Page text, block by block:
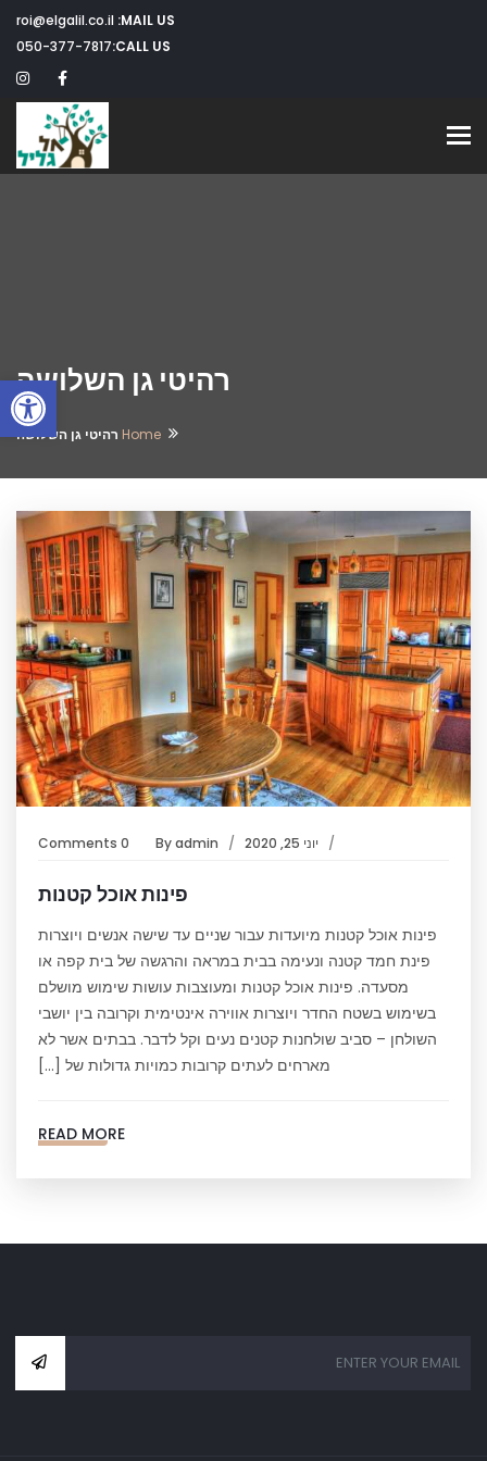
MAIL US:
CALL US:
050-377-7817
Toggle navigation
רהיטי גן השלושה
Home רהיטי גן השלושה
יוני 25, 2020 Byadmin
0 Comments
פינות אוכל קטנות
פינות אוכל קטנות מיועדות עבור שניים עד שישה אנשים ויוצרות
פינת חמד קטנה ונעימה בבית במראה והרגשה של בית קפה או
מסעדה. פינות אוכל קטנות ומעוצבות עושות שימוש מושלם
בשימוש בשטח החדר ויוצרות אווירה אינטימית וקרובה בין יושבי
השולחן – סביב שולחנות קטנים נעים וקל לדבר. בבתים אשר לא
מארחים לעתים קרובות כמויות גדולות של […]
READ MORE